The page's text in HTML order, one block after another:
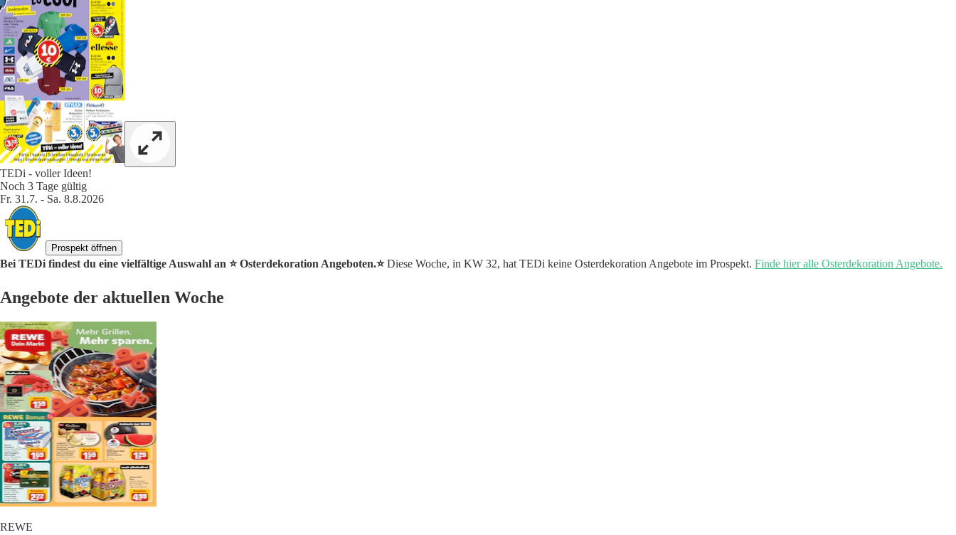
TEDi - voller Ideen!
Noch 3 Tage gültig
Fr. 31.7. - Sa. 8.8.2026
Prospekt öffnen
Bei TEDi findest du eine vielfältige Auswahl an ⭐️ Osterdekoration Angeboten.⭐️Diese Woche, in KW 32, hat TEDi keine Osterdekoration Angebote im Prospekt. Finde hier alle Osterdekoration Angebote.
Angebote der aktuellen Woche
REWE